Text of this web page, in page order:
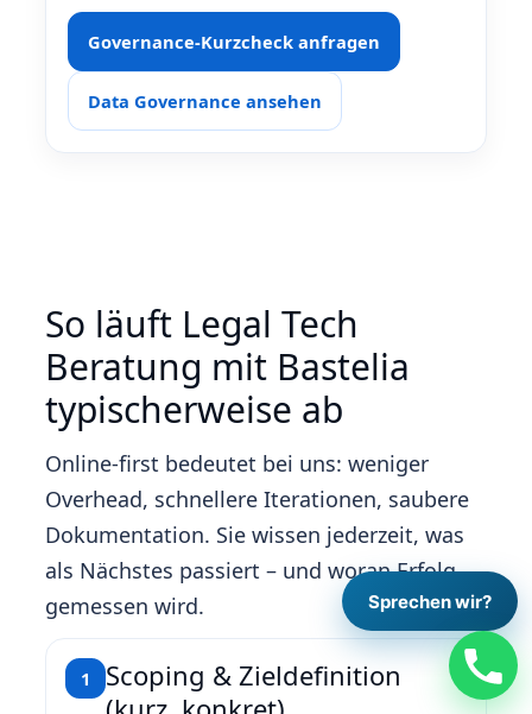
Governance‑Kurzcheck anfragen
Data Governance ansehen
So läuft Legal Tech
Beratung mit Bastelia
typischerweise ab
Online‑first bedeutet bei uns: weniger
Overhead, schnellere Iterationen, saubere
Dokumentation. Sie wissen jederzeit, was
als Nächstes passiert – und woran Erfolg
gemessen wird.
1
Scoping & Zieldefinition
Sprechen wir?